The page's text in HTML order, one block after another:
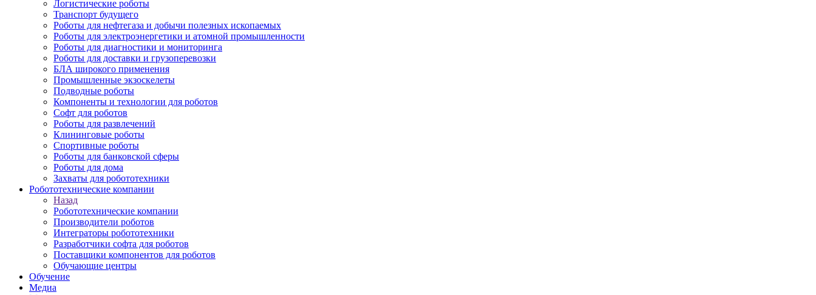
Логистические роботы
Транспорт будущего
Роботы для нефтегаза и добычи полезных ископаемых
Роботы для электроэнергетики и атомной промышленности
Роботы для диагностики и мониторинга
Роботы для доставки и грузоперевозки
БЛА широкого применения
Промышленные экзоскелеты
Подводные роботы
Компоненты и технологии для роботов
Софт для роботов
Роботы для развлечений
Клининговые роботы
Спортивные роботы
Роботы для банковской сферы
Роботы для дома
Захваты для робототехники
Робототехнические компании
Назад
Робототехнические компании
Производители роботов
Интеграторы робототехники
Разработчики софта для роботов
Поставщики компонентов для роботов
Обучающие центры
Обучение
Медиа